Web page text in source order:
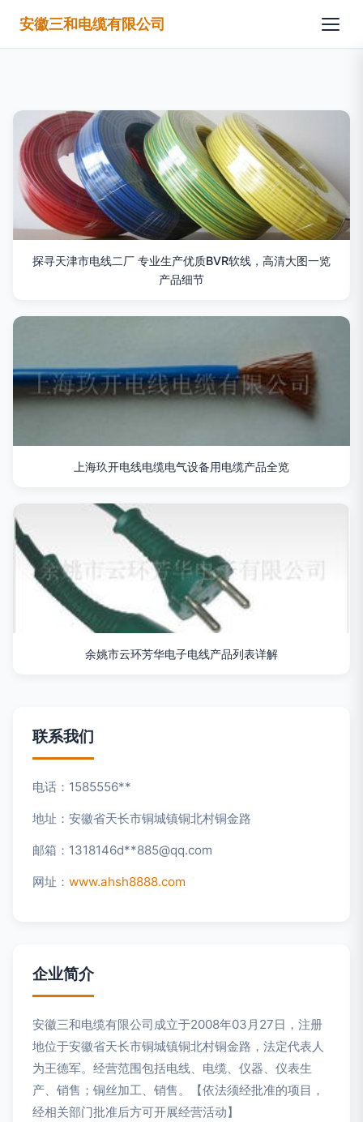
安徽三和电缆有限公司
探寻天津市电线二厂 专业生产优质BVR软线，高清大图一览
产品细节
上海玖开电线电缆电气设备用电缆产品全览
余姚市云环芳华电子电线产品列表详解
联系我们
电话：1585556**
地址：安徽省天长市铜城镇铜北村铜金路
邮箱：1318146d**885@qq.com
网址： www.ahsh8888.com
企业简介
安徽三和电缆有限公司成立于2008年03月27日，注册
地位于安徽省天长市铜城镇铜北村铜金路，法定代表人
为王德军。经营范围包括电线、电缆、仪器、仪表生
产、销售；铜丝加工、销售。【依法须经批准的项目，
经相关部门批准后方可开展经营活动】